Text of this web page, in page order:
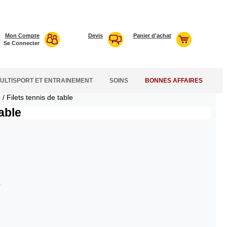
Mon Compte
Se Connecter
Devis Panier d'achat
ET ENTRAINEMENT SOINS BONNES AFFAIRES
/ Filets tennis de table